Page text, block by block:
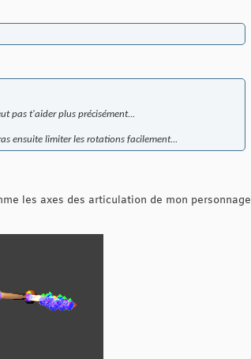
pas t'aider plus précisément...
ensuite limiter les rotations facilement...
les axes des articulation de mon personnage